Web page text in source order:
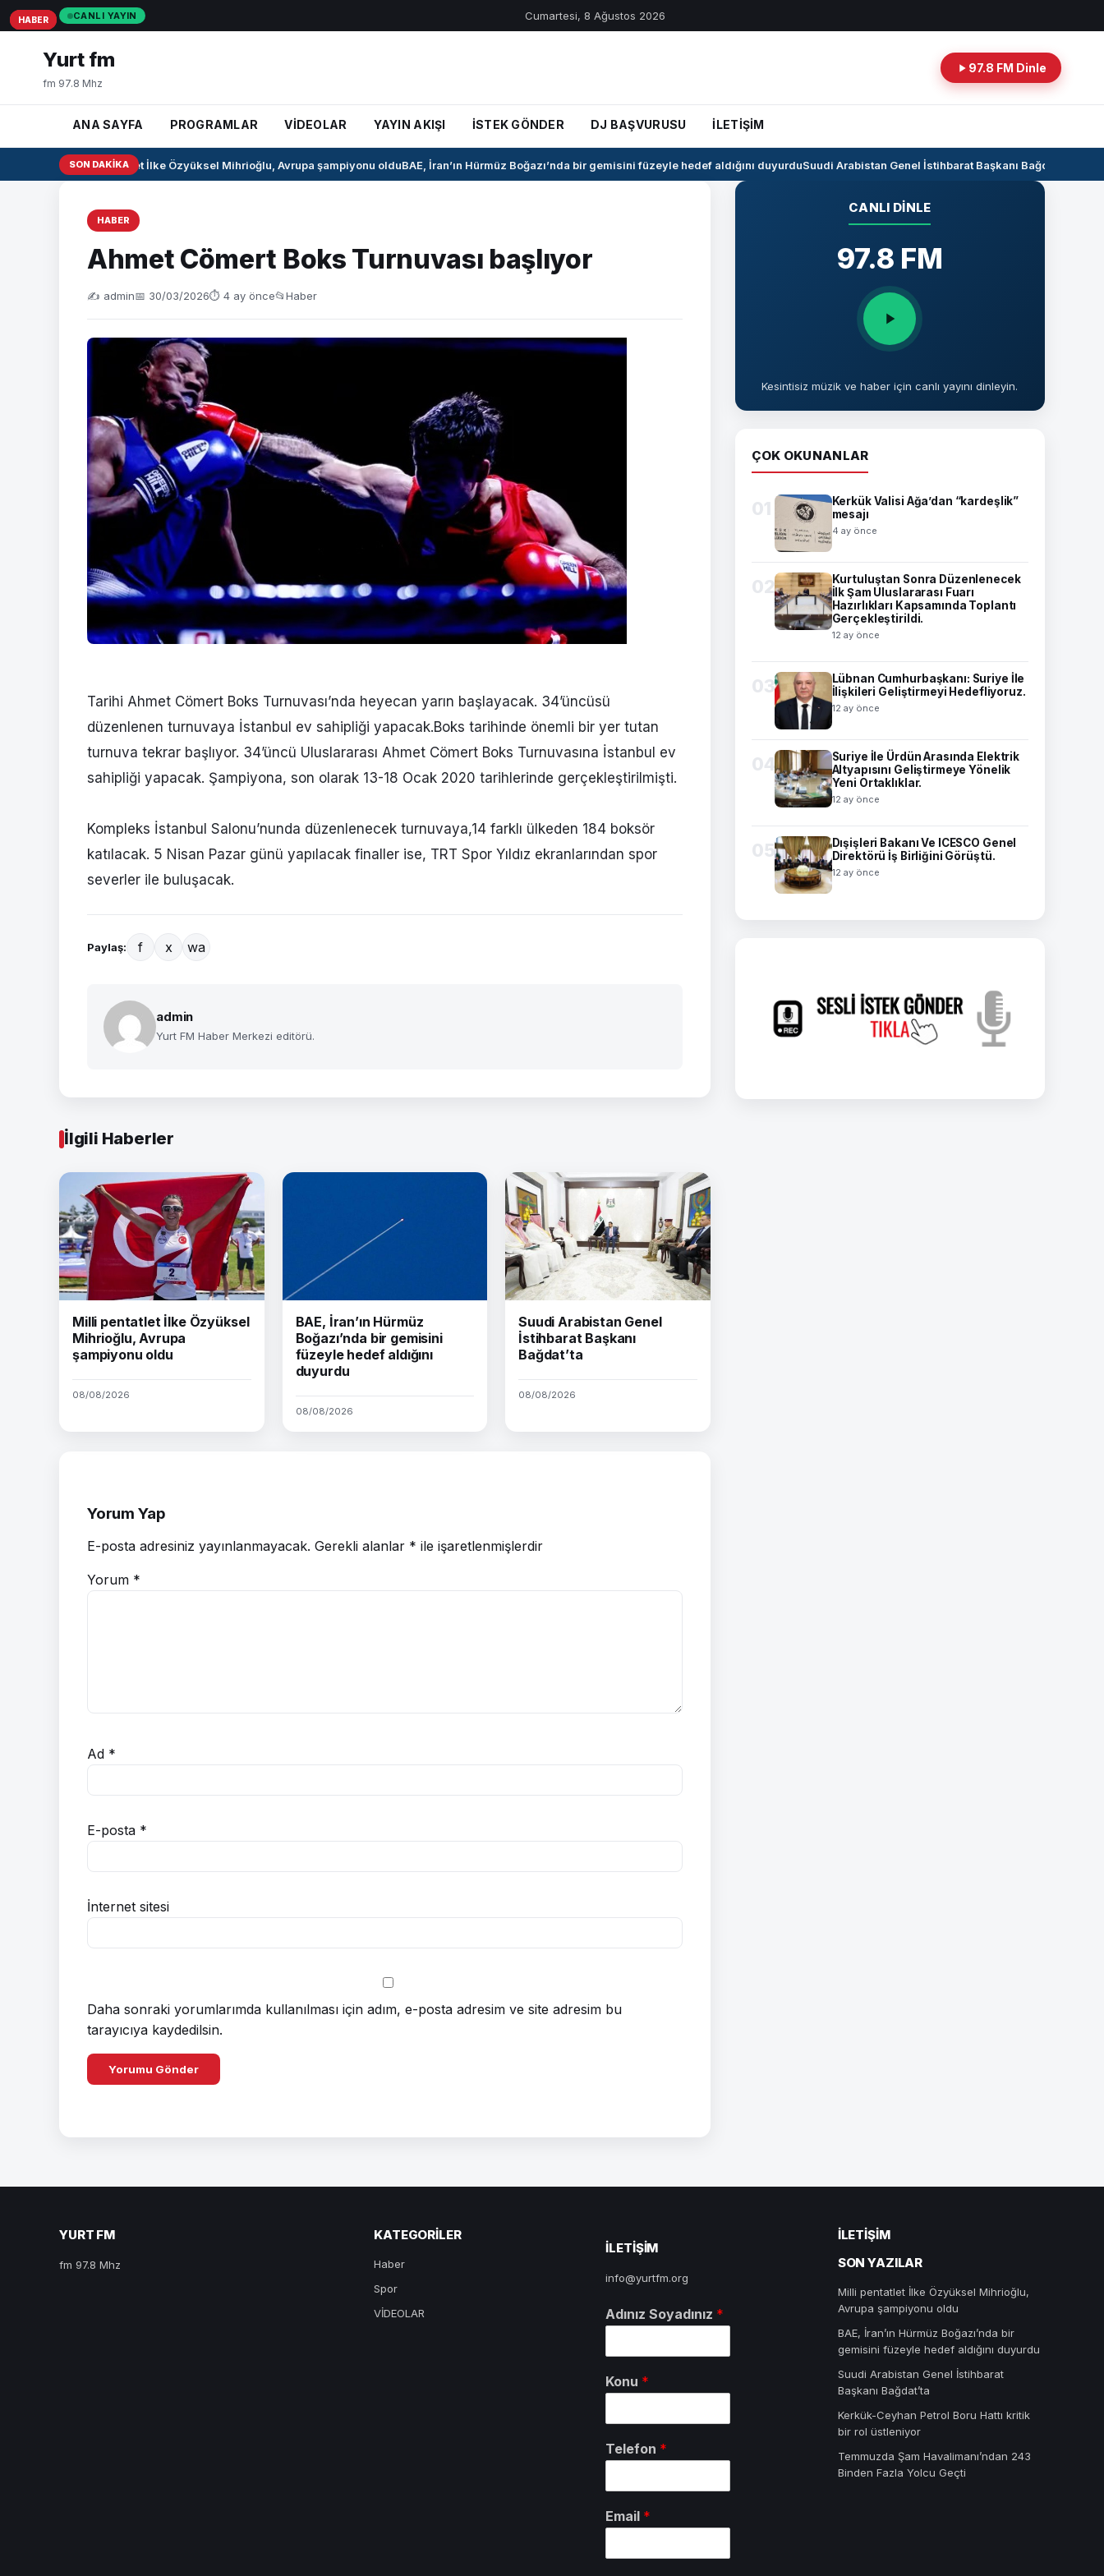
CANLI YAYIN Cumartesi, 8 Ağustos 2026
Yurt fm
fm 97.8 Mhz
97.8 FM Dinle
ANA SAYFA PROGRAMLAR VİDEOLAR YAYIN AKIŞI İSTEK GÖNDER DJ BAŞVURUSU İLETİŞİM
SON DAKIKA
Milli pentatlet İlke Özyüksel Mihrioğlu, Avrupa şampiyonu olduBAE, İran’ın Hürmüz Boğazı’nda bir gemisini füzeyle hedef aldığını duyurduSuudi Arabistan Genel İstihbarat Başkanı Bağdat’ta
HABER
Ahmet Cömert Boks Turnuvası başlıyor
✍️ admin📅 30/03/2026⏱ 4 ay önce📂Haber
Tarihi Ahmet Cömert Boks Turnuvası’nda heyecan yarın başlayacak. 34’üncüsü
düzenlenen turnuvaya İstanbul ev sahipliği yapacak.Boks tarihinde önemli bir yer tutan
turnuva tekrar başlıyor. 34’üncü Uluslararası Ahmet Cömert Boks Turnuvasına İstanbul ev
sahipliği yapacak. Şampiyona, son olarak 13-18 Ocak 2020 tarihlerinde gerçekleştirilmişti.
Kompleks İstanbul Salonu’nunda düzenlenecek turnuvaya,14 farklı ülkeden 184 boksör
katılacak. 5 Nisan Pazar günü yapılacak finaller ise, TRT Spor Yıldız ekranlarından spor
severler ile buluşacak.
Paylaş: f x wa
admin
Yurt FM Haber Merkezi editörü.
İlgili Haberler
HABER
Milli pentatlet İlke Özyüksel
Mihrioğlu, Avrupa
şampiyonu oldu
08/08/2026
HABER
BAE, İran’ın Hürmüz
Boğazı’nda bir gemisini
füzeyle hedef aldığını
duyurdu
08/08/2026
HABER
Suudi Arabistan Genel
İstihbarat Başkanı
Bağdat’ta
08/08/2026
Yorum Yap
E-posta adresiniz yayınlanmayacak. Gerekli alanlar * ile işaretlenmişlerdir
Yorum *
Ad *
E-posta *
İnternet sitesi
Daha sonraki yorumlarımda kullanılması için adım, e-posta adresim ve site adresim bu
tarayıcıya kaydedilsin.
CANLI DINLE
97.8 FM
Kesintisiz müzik ve haber için canlı yayını dinleyin.
ÇOK OKUNANLAR
01
Kerkük Valisi Ağa’dan “kardeşlik”
mesajı
4 ay önce
02
Kurtuluştan Sonra Düzenlenecek
İlk Şam Uluslararası Fuarı
Hazırlıkları Kapsamında Toplantı
Gerçekleştirildi.
12 ay önce
03
Lübnan Cumhurbaşkanı: Suriye İle
İlişkileri Geliştirmeyi Hedefliyoruz.
12 ay önce
04
Suriye İle Ürdün Arasında Elektrik
Altyapısını Geliştirmeye Yönelik
Yeni Ortaklıklar.
12 ay önce
05
Dışişleri Bakanı Ve ICESCO Genel
Direktörü İş Birliğini Görüştü.
12 ay önce
YURT FM
fm 97.8 Mhz
KATEGORILER
Haber
Spor
VİDEOLAR
ILETIŞIM
info@yurtfm.org
Adınız Soyadınız *
Konu *
Telefon *
Email *
İLETIŞIM
SON YAZILAR
Milli pentatlet İlke Özyüksel Mihrioğlu,
Avrupa şampiyonu oldu
BAE, İran’ın Hürmüz Boğazı’nda bir
gemisini füzeyle hedef aldığını duyurdu
Suudi Arabistan Genel İstihbarat
Başkanı Bağdat’ta
Kerkük-Ceyhan Petrol Boru Hattı kritik
bir rol üstleniyor
Temmuzda Şam Havalimanı’ndan 243
Binden Fazla Yolcu Geçti